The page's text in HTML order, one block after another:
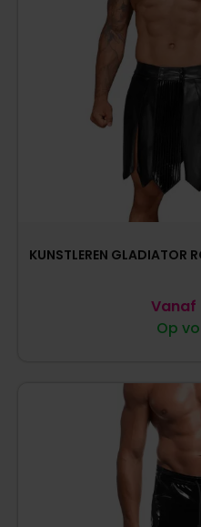
KUNSTLEREN GLADIATOR
Op
Vanaf